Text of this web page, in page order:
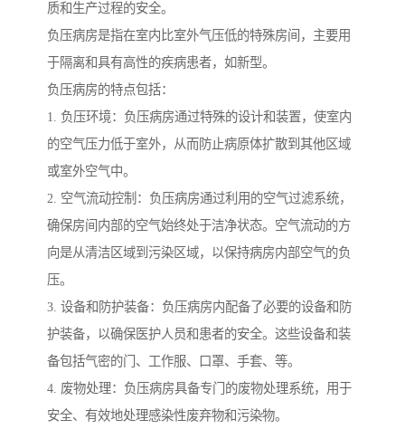
质和生产过程的安全。
负压病房是指在室内比室外气压低的特殊房间，主要用
于隔离和具有高性的疾病患者，如新型。
负压病房的特点包括：
1. 负压环境：负压病房通过特殊的设计和装置，使室内
的空气压力低于室外，从而防止病原体扩散到其他区域
或室外空气中。
2. 空气流动控制：负压病房通过利用的空气过滤系统，
确保房间内部的空气始终处于洁净状态。空气流动的方
向是从清洁区域到污染区域，以保持病房内部空气的负
压。
3. 设备和防护装备：负压病房内配备了必要的设备和防
护装备，以确保医护人员和患者的安全。这些设备和装
备包括气密的门、工作服、口罩、手套、等。
4. 废物处理：负压病房具备专门的废物处理系统，用于
安全、有效地处理感染性废弃物和污染物。